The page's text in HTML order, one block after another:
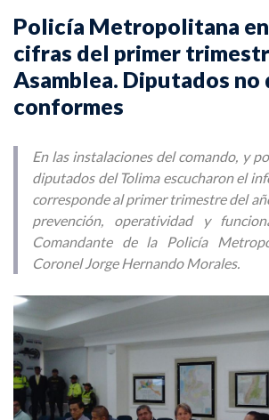
Policía Metropolitana
cifras del primer
Asamblea. Diputados no
conformes
En las instalaciones del comando, y
diputados del Tolima escucharon el
corresponde al primer trimestre del
prevención, operatividad y
Comandante de la Policía
Coronel Jorge Hernando Morales.